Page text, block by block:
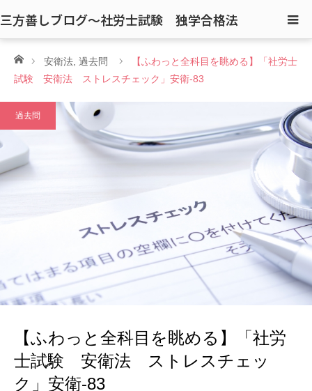
三方善しブログ〜社労士試験 独学合格法
ホーム安衛法 過去問
【ふわっと全科目を眺める】「社労士
試験 安衛法 ストレスチェック」安衛-83
過去問
【ふわっと全科目を眺める】「社労
士試験 安衛法 ストレスチェッ
ク」安衛-83